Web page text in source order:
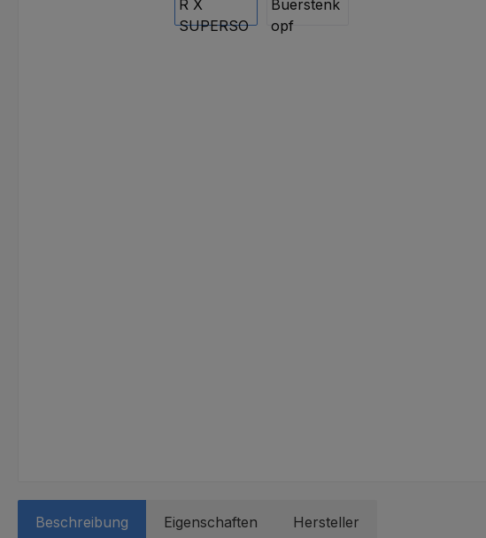
Beschreibung Eigenschaften Hersteller